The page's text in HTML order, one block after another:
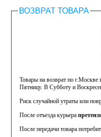
ВОЗВРАТ ТОВАРА
Товары на возврат по
Пятницу. В Субботу и
Риск случайной утраты или
После отъезда курьера
После передачи товара